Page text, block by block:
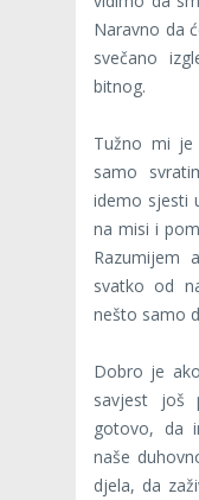
Naravno da
svečano
bitnog.
Tužno mi je
samo
idemo sjesti
na misi i
Razumijem
svatko od
nešto samo
Dobro je
savjest još
gotovo, da
naše
djela, da